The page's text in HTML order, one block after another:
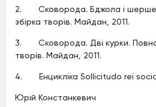
2. Сковорода. Бджола і
збірка творів. Майдан, 2011.
3. Сковорода. Дві курки. Повна
творів. Майдан, 2011.
4. Енцикліка Sollicitudo rei
Юрій Констанкевич